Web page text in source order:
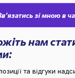
нам
зі мною в
та відгуки